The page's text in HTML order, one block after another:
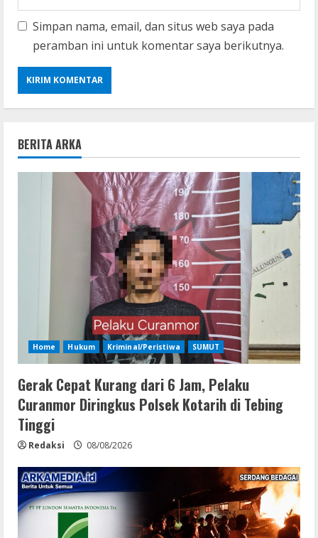
Simpan nama, email, dan situs web saya pada
peramban ini untuk komentar saya berikutnya.
BERITA ARKA
Home Hukum Kriminal/Peristiwa SUMUT
Gerak Cepat Kurang dari 6 Jam, Pelaku
Curanmor Diringkus Polsek Kotarih di Tebing
Tinggi
Redaksi 08/08/2026